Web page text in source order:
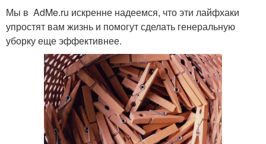
Мы в AdMe.ru искренне надеемся, что эти лайфхаки
упростят вам жизнь и помогут сделать генеральную
уборку еще эффективнее.